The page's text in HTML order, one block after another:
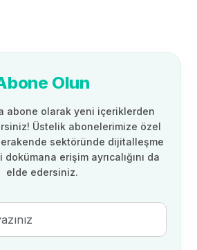
Olun
abone olarak yeni içeriklerden
Üstelik abonelerimize özel
perakende sektöründe dijitalleşme
erişim ayrıcalığını da
elde edersiniz.